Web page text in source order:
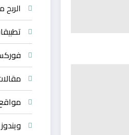
الربح
ويندوز